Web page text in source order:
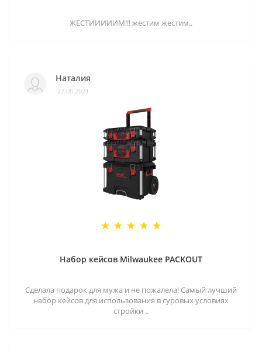
ЖЕСТИИИИИМ!!! жестим жестим..
Наталия
27.08.2021
Набор кейсов Milwaukee PACKOUT
Сделала подарок для мужа и не пожалела! Самый лучший
набор кейсов для использования в суровых условиях
стройки ..